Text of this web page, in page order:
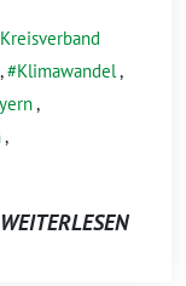
Kreisverband
, Klimawandel ,
,
,
WEITERLESEN